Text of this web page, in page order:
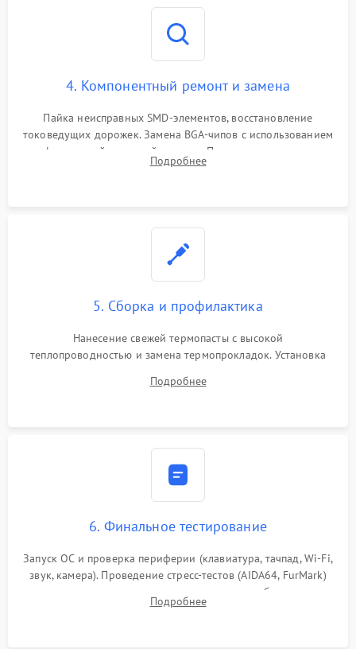
4. Компонентный ремонт и замена
Пайка неисправных SMD-элементов, восстановление
токоведущих дорожек. Замена BGA-чипов с использованием
инфракрасной паяльной станции. Прошивка микросхемы
BIOS или замена поврежденных портов USB
Подробнее
5. Сборка и профилактика
Нанесение свежей термопасты с высокой
теплопроводностью и замена термопрокладок. Установка
шлейфов, модулей памяти и накопителей. Предварительная
Подробнее
6. Финальное тестирование
Запуск ОС и проверка периферии (клавиатура, тачпад, Wi-Fi,
звук, камера). Проведение стресс-тестов (AIDA64, FurMark)
для контроля температурного режима и стабильности
системы под пиковой нагрузкой.
Подробнее